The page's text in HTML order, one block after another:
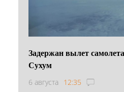
Задержан вылет
Сухум
6 августа 12:35